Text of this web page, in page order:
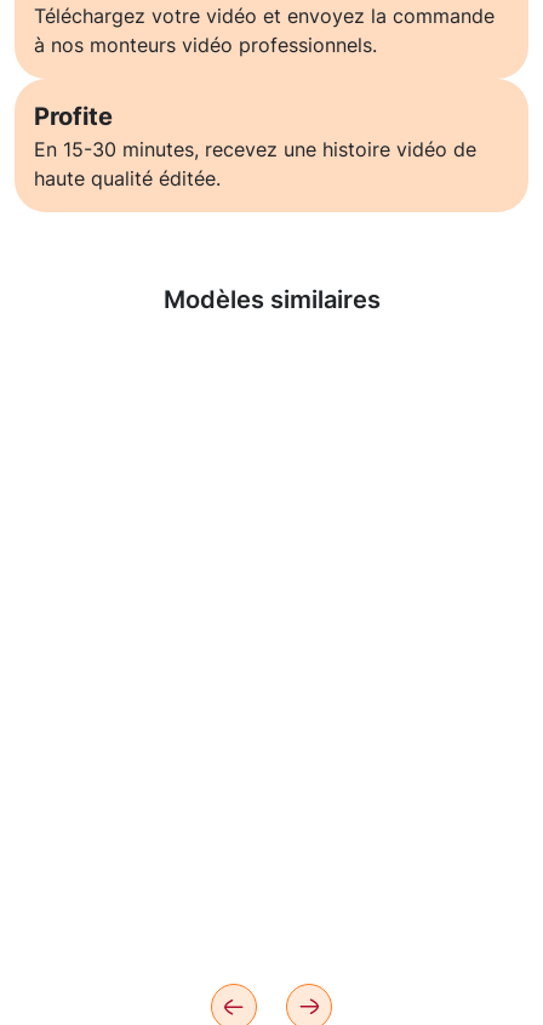
Téléchargez votre vidéo et envoyez la commande
à nos monteurs vidéo professionnels.
Profite
En 15-30 minutes, recevez une histoire vidéo de
haute qualité éditée.
Modèles similaires
En savoir plus